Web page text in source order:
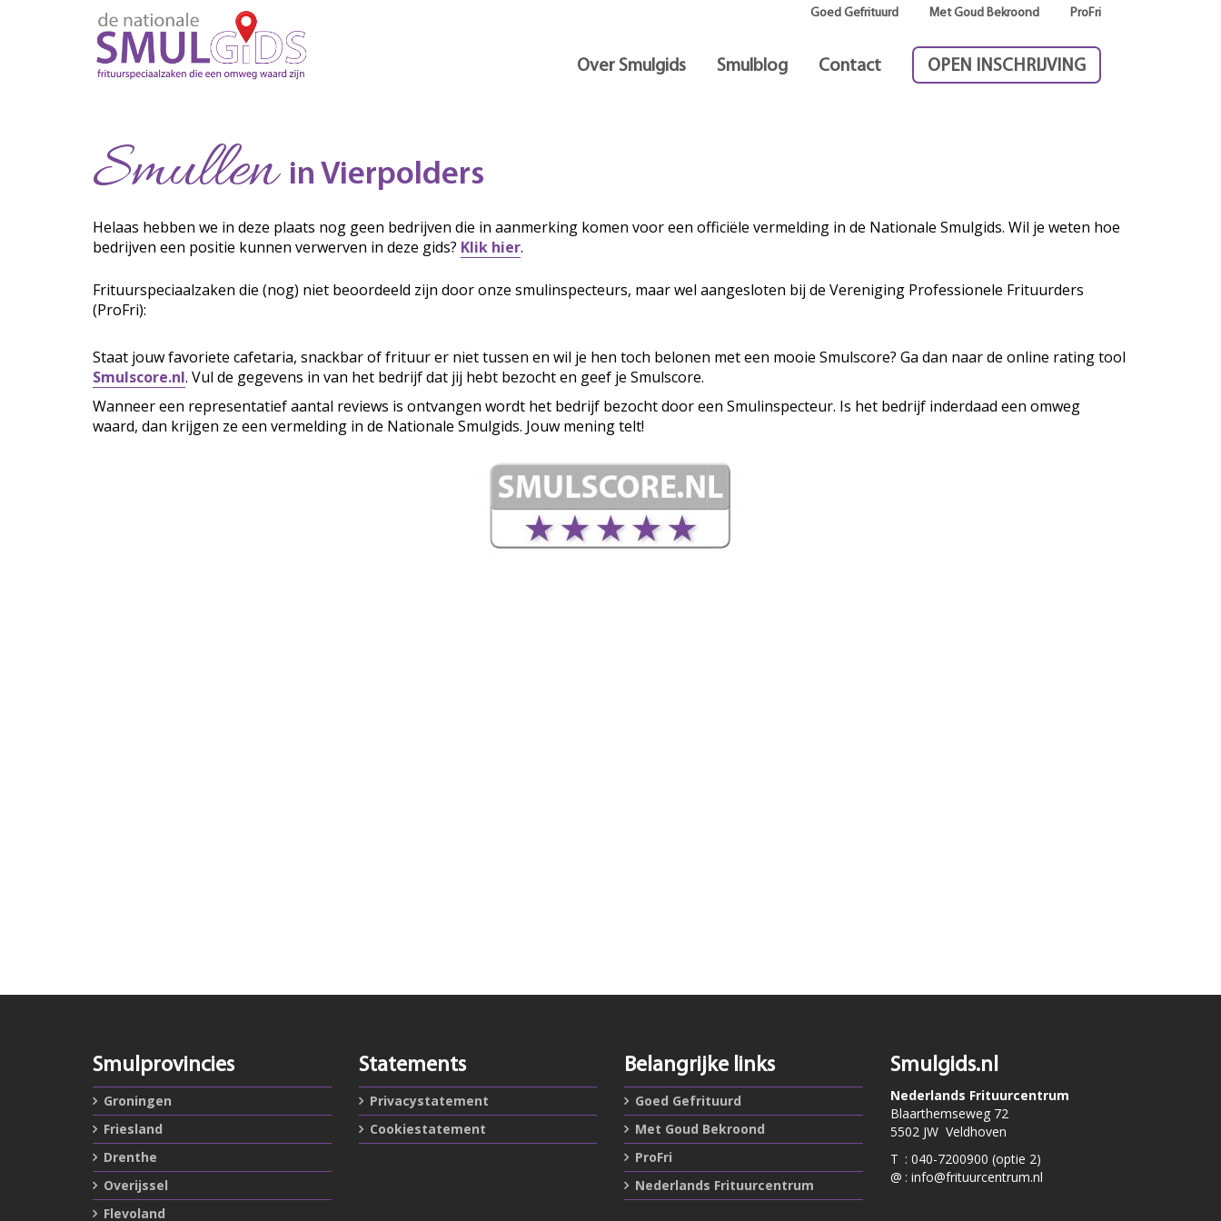
Goed Gefrituurd Met Goud Bekroond ProFri
Over Smulgids Smulblog Contact OPEN INSCHRIJVING
Smullenin Vierpolders
Helaas hebben we in deze plaats nog geen bedrijven die in aanmerking komen voor een officiële vermelding in de Nationale Smulgids. Wil je weten hoe
bedrijven een positie kunnen verwerven in deze gids? Klik hier.
Frituurspeciaalzaken die (nog) niet beoordeeld zijn door onze smulinspecteurs, maar wel aangesloten bij de Vereniging Professionele Frituurders
(ProFri):
Staat jouw favoriete cafetaria, snackbar of frituur er niet tussen en wil je hen toch belonen met een mooie Smulscore? Ga dan naar de online rating tool
Smulscore.nl. Vul de gegevens in van het bedrijf dat jij hebt bezocht en geef je Smulscore.
Wanneer een representatief aantal reviews is ontvangen wordt het bedrijf bezocht door een Smulinspecteur. Is het bedrijf inderdaad een omweg
waard, dan krijgen ze een vermelding in de Nationale Smulgids. Jouw mening telt!
Smulprovincies
Groningen
Friesland
Drenthe
Overijssel
Flevoland
Statements
Privacystatement
Cookiestatement
Belangrijke links
Goed Gefrituurd
Met Goud Bekroond
ProFri
Nederlands Frituurcentrum
Smulgids.nl
Nederlands Frituurcentrum
Blaarthemseweg 72
5502 JW Veldhoven
T : 040-7200900 (optie 2)
@ : info@frituurcentrum.nl